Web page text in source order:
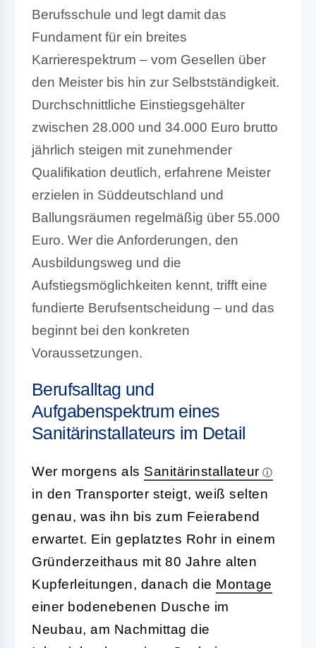
Berufsschule und legt damit das
Fundament für ein breites
Karrierespektrum – vom Gesellen über
den Meister bis hin zur Selbstständigkeit.
Durchschnittliche Einstiegsgehälter
zwischen 28.000 und 34.000 Euro brutto
jährlich steigen mit zunehmender
Qualifikation deutlich, erfahrene Meister
erzielen in Süddeutschland und
Ballungsräumen regelmäßig über 55.000
Euro. Wer die Anforderungen, den
Ausbildungsweg und die
Aufstiegsmöglichkeiten kennt, trifft eine
fundierte Berufsentscheidung – und das
beginnt bei den konkreten
Voraussetzungen.
Berufsalltag und
Aufgabenspektrum eines
Sanitärinstallateurs im Detail
Wer morgens als Sanitärinstallateur
in den Transporter steigt, weiß selten
genau, was ihn bis zum Feierabend
erwartet. Ein geplatztes Rohr in einem
Gründerzeithaus mit 80 Jahre alten
Kupferleitungen, danach die Montage
einer bodenebenen Dusche im
Neubau, am Nachmittag die